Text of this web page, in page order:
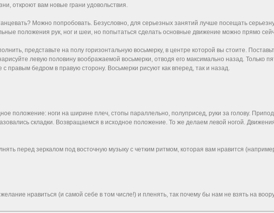
откроют вам новые грани удовольствия.
Можно попробовать. Безусловно, для серьезных занятий лучше посещать
положения рук, ног и шеи, но попытаться сделать основные движение можно прямо
представьте на полу горизонтальную восьмерку, в центре которой вы стоите.
левую половину воображаемой восьмерки, отводя его максимально назад. Только
с правым бедром в правую сторону. Восьмерки рисуют как вперед, так и назад.
положение: ноги на ширине плеч, стопы параллельно, полуприсед, руки за голову.
складки. Возвращаемся в исходное положение. То же делаем левой ногой.
перед зеркалом под восточную музыку с четким ритмом, которая вам нравится
нравиться (и самой себе в том числе!) и пленять, так почему бы нам не взять на